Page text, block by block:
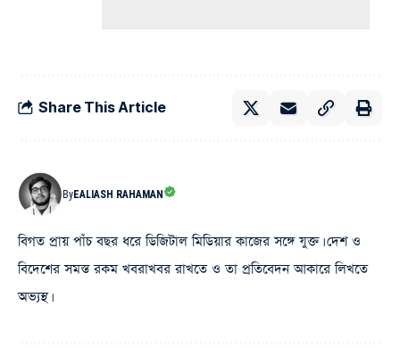
Share This Article
ByEALIASH RAHAMAN
বিগত প্রায় পাঁচ বছর ধরে ডিজিটাল মিডিয়ার কাজের সঙ্গে যুক্ত। দেশ ও
বিদেশের সমস্ত রকম খবরাখবর রাখতে ও তা প্রতিবেদন আকারে লিখতে
অভ্যস্থ।